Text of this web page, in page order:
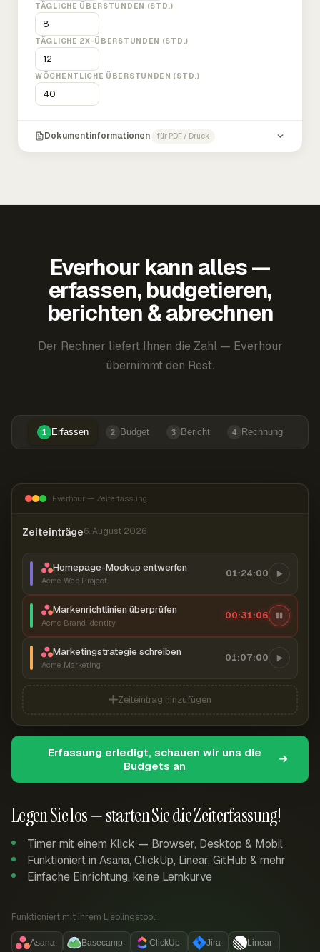
TÄGLICHE ÜBERSTUNDEN (STD.)
TÄGLICHE 2X-ÜBERSTUNDEN (STD.)
WÖCHENTLICHE ÜBERSTUNDEN (STD.)
Dokumentinformationen für PDF / Druck
Everhour kann alles —
erfassen, budgetieren,
berichten & abrechnen
Der Rechner liefert Ihnen die Zahl — Everhour
übernimmt den Rest.
1 Erfassen 2 Budget 3 Bericht 4 Rechnung
Legen Sie los — starten Sie die Zeiterfassung!
Timer mit einem Klick — Browser, Desktop & Mobil
Funktioniert in Asana, ClickUp, Linear, GitHub & mehr
Einfache Einrichtung, keine Lernkurve
Funktioniert mit Ihrem Lieblingstool:
Asana Basecamp ClickUp Jira Linear
Everhour — Zeiterfassung
Zeiteinträge6. August 2026
Homepage-Mockup entwerfen
Acme Web Project
01:24:00
Markenrichtlinien überprüfen
Acme Brand Identity
00:31:07
Marketingstrategie schreiben
Acme Marketing
01:07:00
Zeiteintrag hinzufügen
Erfassung erledigt, schauen wir uns die
Budgets an